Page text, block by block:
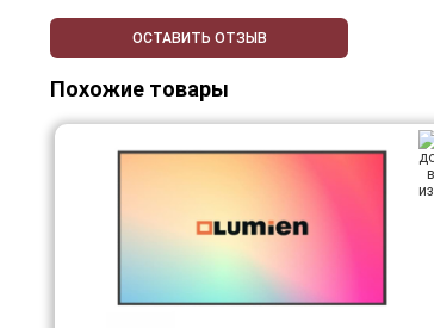
ОСТАВИТЬ ОТЗЫВ
Похожие товары